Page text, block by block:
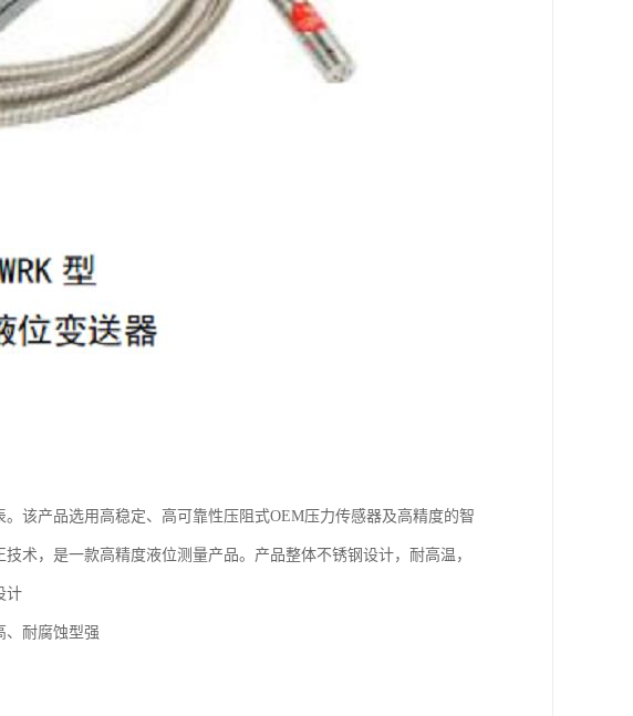
该产品选用高稳定、高可靠性压阻式OEM压力传感器及高精度的智
术，是一款高精度液位测量产品。产品整体不锈钢设计，耐高温，
计
、耐腐蚀型强